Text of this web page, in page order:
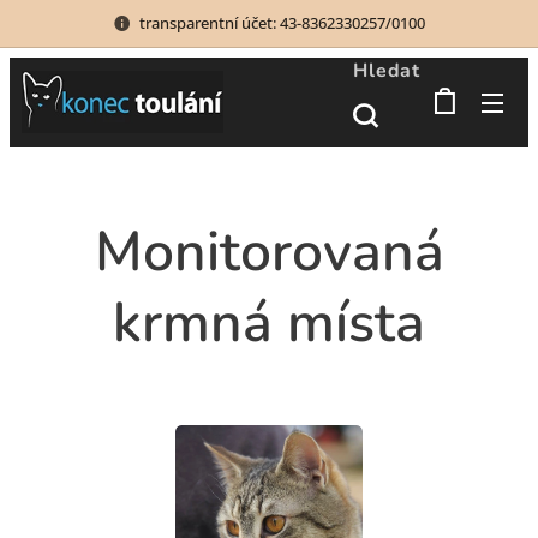
transparentní účet: 43-8362330257/0100
Hledat
Monitorovaná
krmná místa